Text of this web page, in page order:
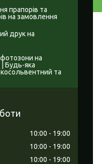
прапорів та
на замовлення
друк на
на
Будь-яка
та
10:00 19:00
10:00 19:00
10:00 19:00